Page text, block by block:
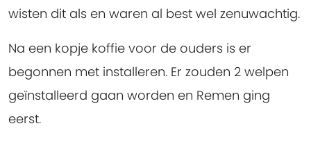
wisten dit als en waren al best wel zenuwachtig.
Na een kopje koffie voor de ouders is er
begonnen met installeren. Er zouden 2 welpen
geïnstalleerd gaan worden en Remen ging
eerst.